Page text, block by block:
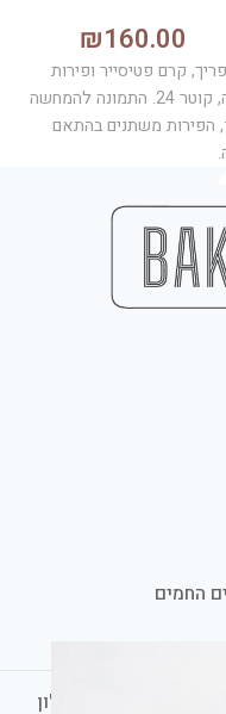
₪160.00
קרם פטיסייר ופירות
העונה, קוטר 24. התמונה להמחשה
הפירות משתנים בהתאם
החמים
ומתוק אצלכם בסלון